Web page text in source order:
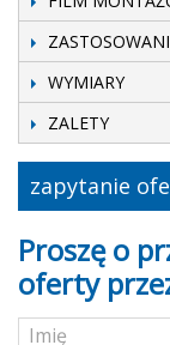
WYMIARY
ZALETY
zapytanie
Proszę o
oferty